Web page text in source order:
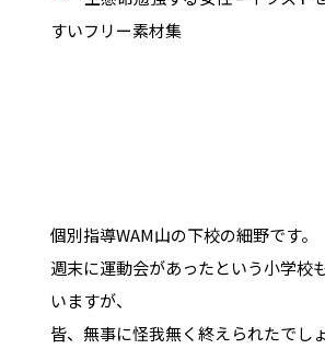
個別指導WAM山の下校の細野です。
週末に運動会があったという小学校
いますが、
皆、無事に怪我無く終えられたでし